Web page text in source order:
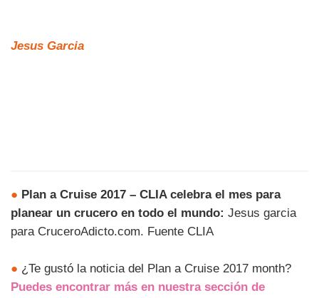
Jesus Garcia
● Plan a Cruise 2017 – CLIA celebra el mes para
planear un crucero en todo el mundo: Jesus garcia
para CruceroAdicto.com. Fuente CLIA
● ¿Te gustó la noticia del Plan a Cruise 2017 month?
Puedes encontrar más en nuestra sección de